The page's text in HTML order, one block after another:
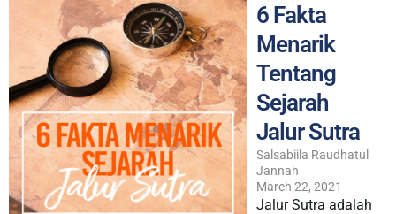
6 Fakta
Menarik
Tentang
Sejarah
Jalur Sutra
Salsabiila Raudhatul
Jannah
March 22, 2021
Jalur Sutra adalah